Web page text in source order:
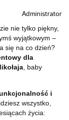
Administrator
nie tylko piękny,
wyjątkowym –
się na co dzień?
dla
, baby
i
wszystko,
życia: